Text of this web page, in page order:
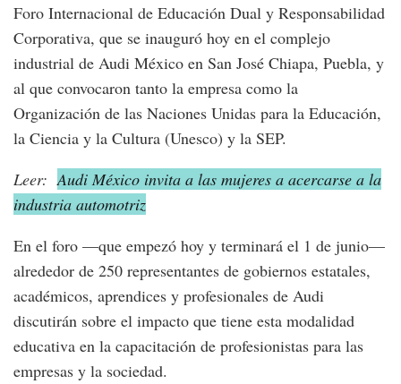
Foro Internacional de Educación Dual y Responsabilidad
Corporativa, que se inauguró hoy en el complejo
industrial de Audi México en San José Chiapa, Puebla, y
al que convocaron tanto la empresa como la
Organización de las Naciones Unidas para la Educación,
la Ciencia y la Cultura (Unesco) y la SEP.
Leer: Audi México invita a las mujeres a acercarse a la
industria automotriz
En el foro —que empezó hoy y terminará el 1 de junio—
alrededor de 250 representantes de gobiernos estatales,
académicos, aprendices y profesionales de Audi
discutirán sobre el impacto que tiene esta modalidad
educativa en la capacitación de profesionistas para las
empresas y la sociedad.